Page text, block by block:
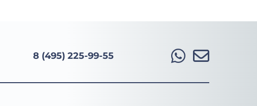
8 (495) 225-99-55